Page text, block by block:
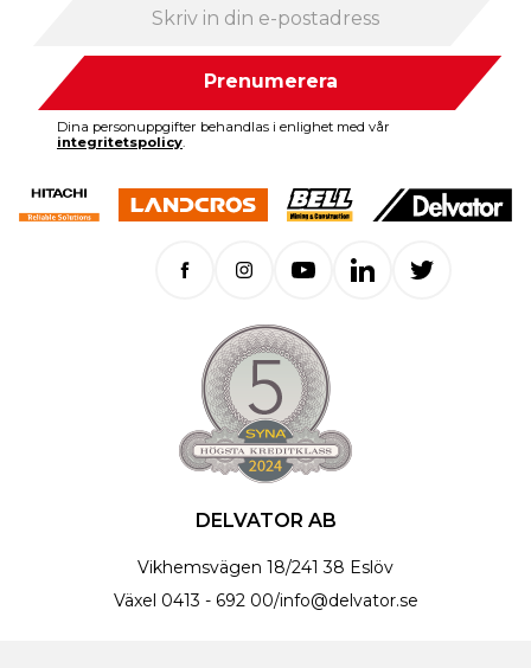
Prenumerera
Dina personuppgifter behandlas i enlighet med vår
integritetspolicy.
DELVATOR AB
Vikhemsvägen 18/241 38 Eslöv
Växel 0413 - 692 00/info@delvator.se